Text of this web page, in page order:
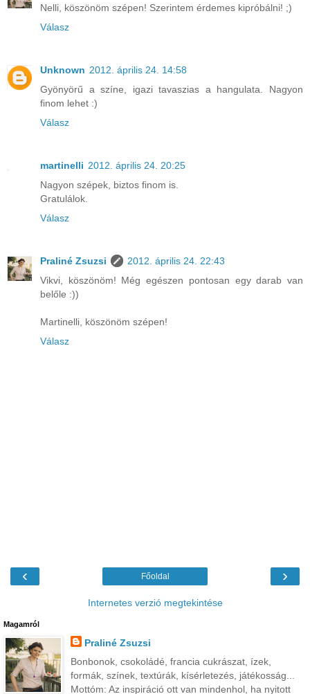
Nelli, köszönöm szépen! Szerintem érdemes kipróbálni! ;)
Válasz
Unknown 2012. április 24. 14:58
Gyönyörű a színe, igazi tavaszias a hangulata. Nagyon
finom lehet :)
Válasz
martinelli 2012. április 24. 20:25
Nagyon szépek, biztos finom is.
Gratulálok.
Válasz
Praliné Zsuzsi
2012. április 24. 22:43
Vikvi, köszönöm! Még egészen pontosan egy darab van
belőle :))
Martinelli, köszönöm szépen!
Válasz
‹ ›
Főoldal
Internetes verzió megtekintése
Magamról
Praliné Zsuzsi
Bonbonok, csokoládé, francia cukrászat, ízek,
formák, színek, textúrák, kísérletezés, játékosság...
Mottóm: Az inspiráció ott van mindenhol, ha nyitott